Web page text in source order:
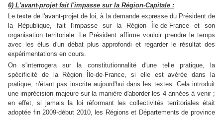
6) L'avant-projet fait l'impasse sur la Région-Capitale :
Le texte de l'avant-projet de loi, à la demande expresse du Président de
la République, fait l'impasse sur la Région Île-de-France et son
organisation territoriale. Le Président affirme vouloir prendre le temps
avec les élus d'un débat plus approfondi et regarder le résultat des
expérimentations en cours.
On s'interrogera sur la constitutionnalité d'une telle pratique, la
spécificité de la Région Île-de-France, si elle est avérée dans la
pratique, n'étant pas inscrite aujourd'hui dans les textes. Cela introduit
une imprécision majeure sur la manière d'aborder les 4 années à venir ;
en effet, si jamais la loi réformant les collectivités territoriales était
adoptée fin 2009-début 2010, les Régions et Départements de province